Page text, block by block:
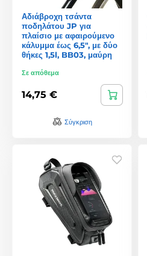
Αδιάβροχη τσάντα
ποδηλάτου JP για
πλαίσιο με αφαιρούμενο
κάλυμμα έως 6,5", με δύο
θήκες 1,5l, BB03, μαύρη
Σε απόθεμα
14,75 €
Σύγκριση